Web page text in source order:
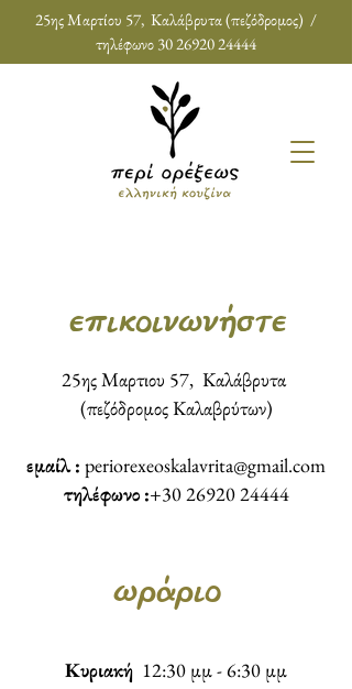
25ης Μαρτίου 57, Καλάβρυτα (πεζόδρομος) /
τηλέφωνο 30 26920 24444
επικοινωνήστε
25ης Μαρτιου 57, Καλάβρυτα
(πεζόδρομος Καλαβρύτων)
εμαίλ : periorexeoskalavrita@gmail.com
τηλέφωνο :+30 26920 24444
ωράριο
Κυριακή 12:30 μμ - 6:30 μμ